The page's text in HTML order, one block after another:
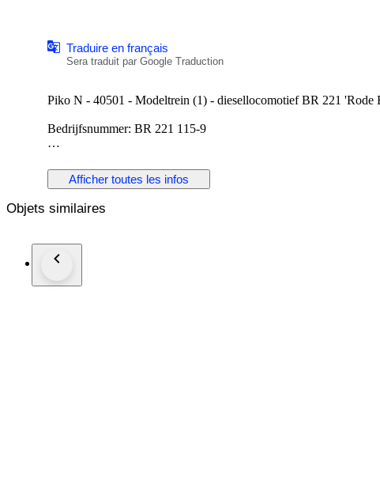
Traduire en français
Sera traduit par Google Traduction
Piko N - 40501 - Modeltrein (1) - diesellocomotief BR 221 'Rode
Bedrijfsnummer: BR 221 115-9
Digitaal met diverse licht en geluidsfuncties
Tijdperk IV Ep IV
Getest en in orde bevonden
Afficher toutes les infos
Objets similaires